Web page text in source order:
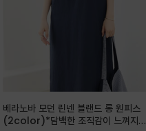
베라노바 모던 린넨 블랜드 롱 원피스
(2color)*담백한 조직감이 느껴지는